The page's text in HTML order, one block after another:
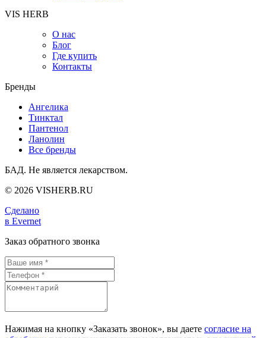
VIS HERB
О нас
Блог
Где купить
Контакты
Бренды
Ангелика
Тинктал
Пантенол
Ланолин
Все бренды
БАД. Не является лекарством.
© 2026 VISHERB.RU
Сделано
в Evernet
Заказ обратного звонка
Нажимая на кнопку «Заказать звонок», вы даете согласие на